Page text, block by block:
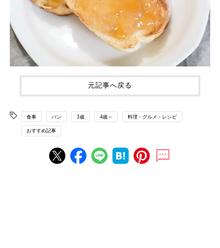
元記事へ戻る
食事 パン 3歳 4歳～ 料理・グルメ・レシピ
おすすめ記事